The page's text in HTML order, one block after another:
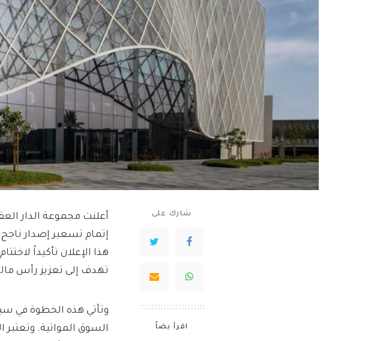
شارك على
اقرأ يضاً
أعلنت مجموعة الدار
إتمام تسعير إصدار ناجح
هذا الإعلان تأكيداً
تهدف إلى تعزيز رأس
وتأتي هذه الخطوة في
السوق المواتية. وتعتبر